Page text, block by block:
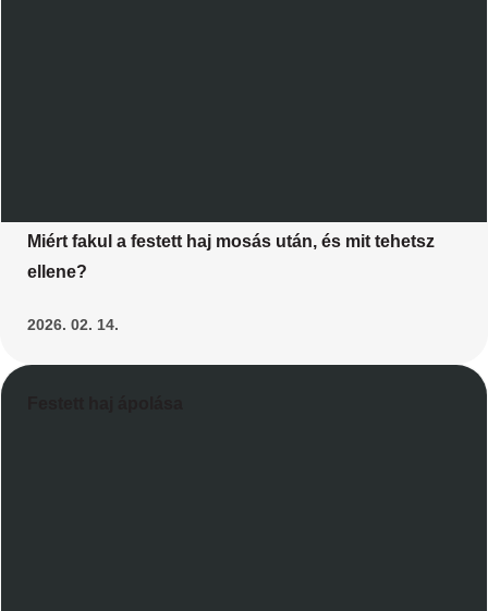
Miért fakul a festett haj mosás után, és mit tehetsz
ellene?
2026. 02. 14.